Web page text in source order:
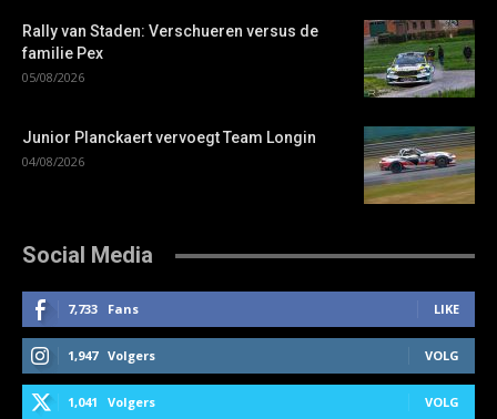
Rally van Staden: Verschueren versus de
familie Pex
05/08/2026
Junior Planckaert vervoegt Team Longin
04/08/2026
Social Media
7,733 Fans LIKE
1,947 Volgers VOLG
1,041 Volgers VOLG